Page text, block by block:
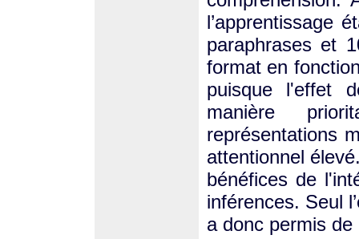
l’apprentissage
paraphrases et
format en
puisque l'effet
manière
représentations
attentionnel
bénéfices de
inférences. Seul
a donc permis de